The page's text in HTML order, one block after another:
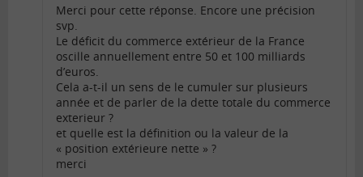
Merci pour cette réponse. Encore une précision
svp.
Le déficit du commerce extérieur de la France
oscille annuellement entre 50 et 100 milliards
d’euros.
Cela a-t-il un sens de le cumuler sur plusieurs
année et de parler de la dette totale du commerce
exterieur ?
et quelle est la définition ou la valeur de la
« position extérieure nette » ?
merci